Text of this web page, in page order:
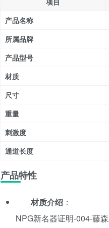
产品名称
所属品牌
产品型号
材质
尺寸
重量
刺激度
通道长度
产品特性
材质介绍 ：
NPG新名器证明-004-藤